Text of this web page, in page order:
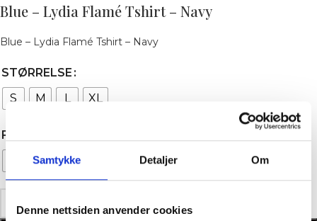
Samtykke Detaljer Om
Denne nettsiden anvender cookies
Blue – Lydia Flamé Tshirt – Navy
Blue – Lydia Flamé Tshirt – Navy
STØRRELSE
S
M L XL
FARGE
Navy